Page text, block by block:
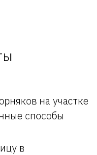
на участке
способы
в